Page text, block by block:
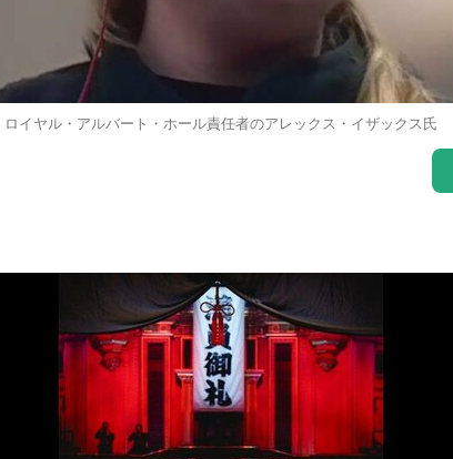
ロイヤル・アルバート・ホール責任者のアレックス・イザックス氏